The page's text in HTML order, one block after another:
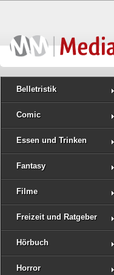
Belletristik
Comic
Essen und Trinken
Fantasy
Filme
Freizeit und Ratgeber
Hörbuch
Horror